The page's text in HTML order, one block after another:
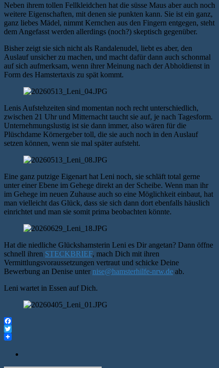
Neben ihrem tollen Fellkleidchen hat die süsse Maus aber auch noch
weitere Eigenschaften, mit denen sie punkten kann. Sie ist ein ganz,
ganz liebes Mädel, nimmt Kernchen aus den Fingern entgegen, steht
dem Angefasst werden allerdings (noch?) skeptisch gegenüber.
Bisher zeigt sie sich nicht als Randalenudel, liebt es aber, den
Auslauf unsicher zu machen, und macht dafür dann auch schonmal
auf sich aufmerksam, wenn ihrer Meinung nach der Abholdienst in
Form des Hamstertaxis zu spät kommt.
Lenis Aufstehzeiten sind momentan noch recht unterschiedlich,
zwischen 21 Uhr und Mitternacht taucht sie auf, je nach Tagesform.
Unternehmungslustig ist sie dann immer, also wären für die
Plüschdame Körnergeber toll, die sie auch noch in den Auslauf
setzen können, wenn sie mal später aufsteht.
Eine ganz putzige Eigenart hat Leni noch, sie schläft total gerne
unter einer Ebene im Gehege direkt an der Scheibe. Wenn man ihr
im Gehege im neuen Zuhause auch so eine Möglichkeit einbaut, hat
man vielleicht das Glück, dass sie sich dann dort ebenfalls häuslich
einrichtet und man sie somit prima beobachten könnte.
Hat die niedliche Glückshamsterin Leni es Dir angetan? Dann öffne
schnell ihren STECKBRIEF, mach Dich mit ihren
Vermittlungsvoraussetzungen vertraut und schicke Deine
Bewerbung an Denise unter nise@hamsterhilfe-nrw.de ab.
Leni wartet in Essen auf Dich.
Facebook
Twitter